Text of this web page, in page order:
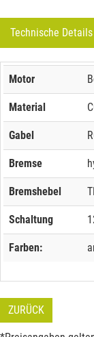
Technische Details
Motor
Material
Gabel
Bremse
Bremshebel
Schaltung
Farben:
ZURÜCK